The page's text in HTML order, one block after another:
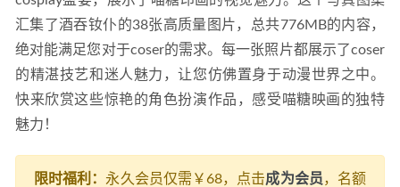
汇集了酒吞钕仆的38张高质量图片，总共776MB的内容，
绝对能满足您对于coser的需求。每一张照片都展示了coser
的精湛技艺和迷人魅力，让您仿佛置身于动漫世界之中。
快来欣赏这些惊艳的角色扮演作品，感受喵糖映画的独特
魅力！
限时福利： 永久会员仅需￥68，点击成为会员，名额